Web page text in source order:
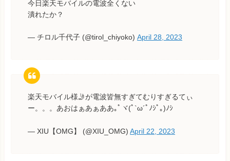
今日楽天モバイルの電波全くない
潰れたか？
— チロル千代子 (@tirol_chiyoko) April 28, 2023
楽天モバイル様🤳が電波皆無すぎてむりすぎるてぃ
ー。。。あおはぁあぁああ｡ﾟヾ(ﾟ`ω´ﾟﾉｼﾟ｡)ﾉｼ
— XIU【OMG】 (@XIU_OMG) April 22, 2023